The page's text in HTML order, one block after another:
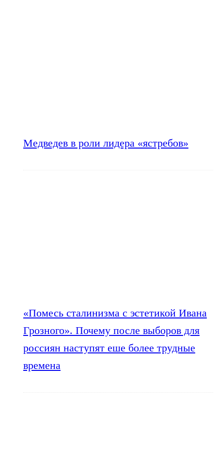
Медведев в роли лидера «ястребов»
«Помесь сталинизма с эстетикой Ивана
Грозного». Почему после выборов для
россиян наступят еше более трудные
времена